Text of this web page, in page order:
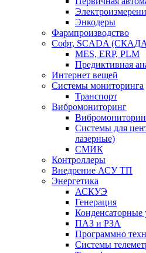
Энкодеры
Фармпроизводство
Софт, SCADA
MES, ERP, PLM
Предиктивная
Интернет вещей
Системы мониторинга
Транспорт
Вибромониторинг
Системы для
лазерные)
СМИК
Контроллеры
Внедрение АСУ ТП
Энергетика
АСКУЭ
Генерация
ПАЗ и РЗА
Программно
Системы